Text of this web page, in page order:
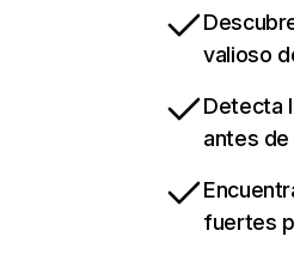
valioso
Detecta
antes
fuertes